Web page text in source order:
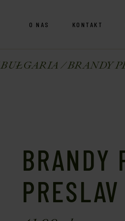
O NAS KONTAKT
BUŁGARIA BRANDY
BRANDY